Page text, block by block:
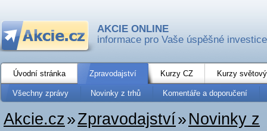
AKCIE ONLINE
informace pro Vaše úspěšné investice
Úvodní stránka Zpravodajství Kurzy CZ Kurzy
Všechny zprávy Novinky z trhů Komentáře a doporučení
Akcie.cz»Zpravodajství» Novinky z